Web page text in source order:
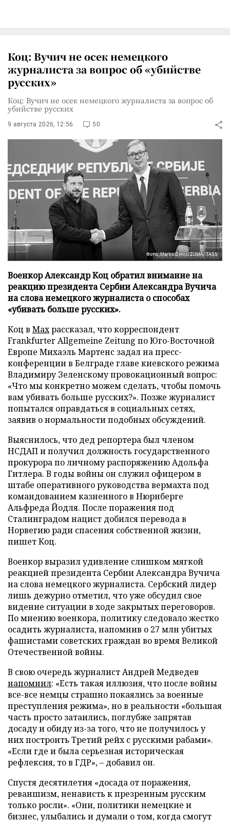
Коц: Вучич не осек немецкого
журналиста за вопрос об «убийстве
русских»
Коц: Вучич не осек немецкого журналиста за вопрос об
убийстве русских
9 августа 2026, 12:56 50
Фото: Marko Dimic/ZUMA/TASS
Военкор Александр Коц обратил внимание на
реакцию президента Сербии Александра Вучича
на слова немецкого журналиста о способах
«убивать больше русских».
Коц в Махрассказал, что корреспондент
Frankfurter Allgemeine Zeitung по Юго-Восточной
Европе Михаэль Мартенс задал на пресс-
конференции в Белграде главе киевского режима
Владимиру Зеленскому провокационный вопрос:
«Что мы конкретно можем сделать, чтобы помочь
вам убивать больше русских?». Позже журналист
попытался оправдаться в социальных сетях,
заявив о нормальности подобных обсуждений.
Выяснилось, что дед репортера был членом
НСДАП и получил должность государственного
прокурора по личному распоряжению Адольфа
Гитлера. В годы войны он служил офицером в
штабе оперативного руководства вермахта под
командованием казненного в Нюрнберге
Альфреда Йодля. После поражения под
Сталинградом нацист добился перевода в
Норвегию ради спасения собственной жизни,
пишет Коц.
Военкор выразил удивление слишком мягкой
реакцией президента Сербии Александра Вучича
на слова немецкого журналиста. Сербский лидер
лишь дежурно отметил, что уже обсудил свое
видение ситуации в ходе закрытых переговоров.
По мнению военкора, политику следовало жестко
осадить журналиста, напомнив о 27 млн убитых
фашистами советских граждан во время Великой
Отечественной войны.
В свою очередь журналист Андрей Медведев
напомнил: «Есть такая иллюзия, что после войны
все-все немцы страшно покаялись за военные
преступления режима», но в реальности «большая
часть просто затаились, поглубже запрятав
досаду и обиду из-за того, что не получилось у
них построить Третий рейх с русскими рабами».
«Если где и была серьезная историческая
рефлексия, то в ГДР», – добавил он.
Спустя десятилетия «досада от поражения,
реваншизм, ненависть к презренным русским
только росли». «Они, политики немецкие и
бизнес, улыбались и думали о том, когда смогут